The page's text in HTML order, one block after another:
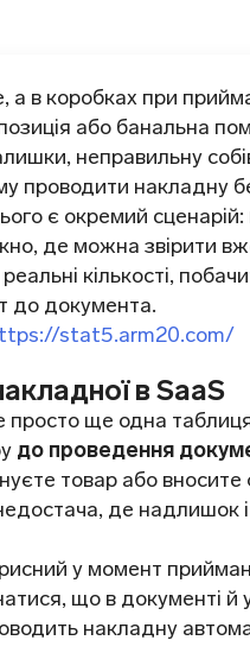
в коробках при
або банальна
неправильну
проводити накладну
є окремий сценарій:
де можна звірити
кількості,
до документа.
stat5.arm20.com/
в SaaS
просто ще одна
до проведення
товар або
де надлишок
у момент
що в документі й
накладну